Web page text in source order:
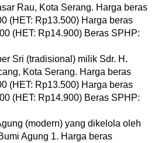
Rau, Kota Serang. Harga beras
(HET: Rp13.500) Harga beras
(HET: Rp14.900) Beras SPHP:
Sri (tradisional) milik Sdr. H.
Kota Serang. Harga beras
(HET: Rp13.500) Harga beras
(HET: Rp14.900) Beras SPHP:
(modern) yang dikelola oleh
Agung 1. Harga beras